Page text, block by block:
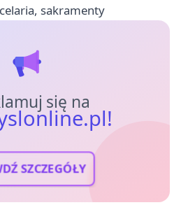
sakramenty
się na
SZCZEGÓŁY